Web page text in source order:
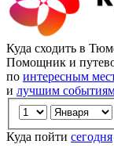
Куда сходить в
Помощник и
по интересным
и лучшим
Куда пойти сегодня